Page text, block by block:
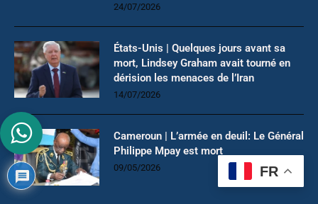
24/07/2026
États-Unis | Quelques jours avant sa
mort, Lindsey Graham avait tourné en
dérision les menaces de l’Iran
14/07/2026
Cameroun | L’armée en deuil: Le Général
Philippe Mpay est mort
09/05/2026 FR